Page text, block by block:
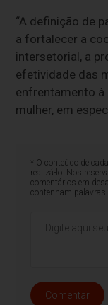
“A definição de
a fortalecer a
intersetorial, a
efetividade das
enfrentamento à
mulher, em
* O conteúdo de
realizá-lo. Nos
comentários em
contenham palavras
Comentar